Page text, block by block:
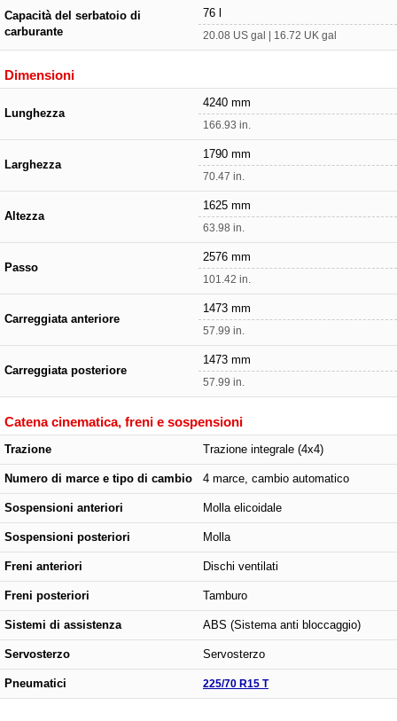
Capacità del serbatoio di
carburante
76 l
20.08 US gal | 16.72 UK gal
Dimensioni
Lunghezza
4240 mm
166.93 in.
Larghezza
1790 mm
70.47 in.
Altezza
1625 mm
63.98 in.
Passo
2576 mm
101.42 in.
Carreggiata anteriore
1473 mm
57.99 in.
Carreggiata posteriore
1473 mm
57.99 in.
Catena cinematica, freni e sospensioni
Trazione Trazione integrale (4x4)
Numero di marce e tipo di cambio 4 marce, cambio automatico
Sospensioni anteriori Molla elicoidale
Sospensioni posteriori Molla
Freni anteriori Dischi ventilati
Freni posteriori Tamburo
Sistemi di assistenza ABS (Sistema anti bloccaggio)
Servosterzo Servosterzo
Pneumatici 225/70 R15 T